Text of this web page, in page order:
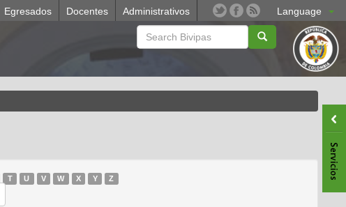
Language
Egresados Docentes Administrativos
T U V W X Y Z